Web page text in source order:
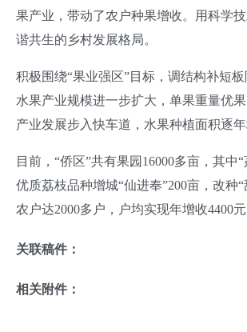
果产业，带动了农户种果增收。用科学
谐共生的乡村发展格局。
积极围绕“果业强区”目标，调结构补短
水果产业规模进一步扩大，单果重量优
产业发展步入快车道，水果种植面积逐
目前，“侨区”共有果园16000多亩，其中
优质荔枝品种增城“仙进奉”200亩，改种
农户达2000多户，户均实现年增收4400
关联稿件：
相关附件：